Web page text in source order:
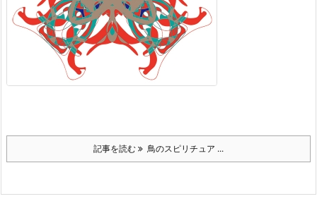
記事を読む 鳥のスピリチュア ...